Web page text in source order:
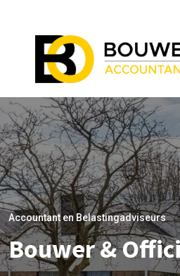
Accountant en Belastingadviseurs
Bouwer &